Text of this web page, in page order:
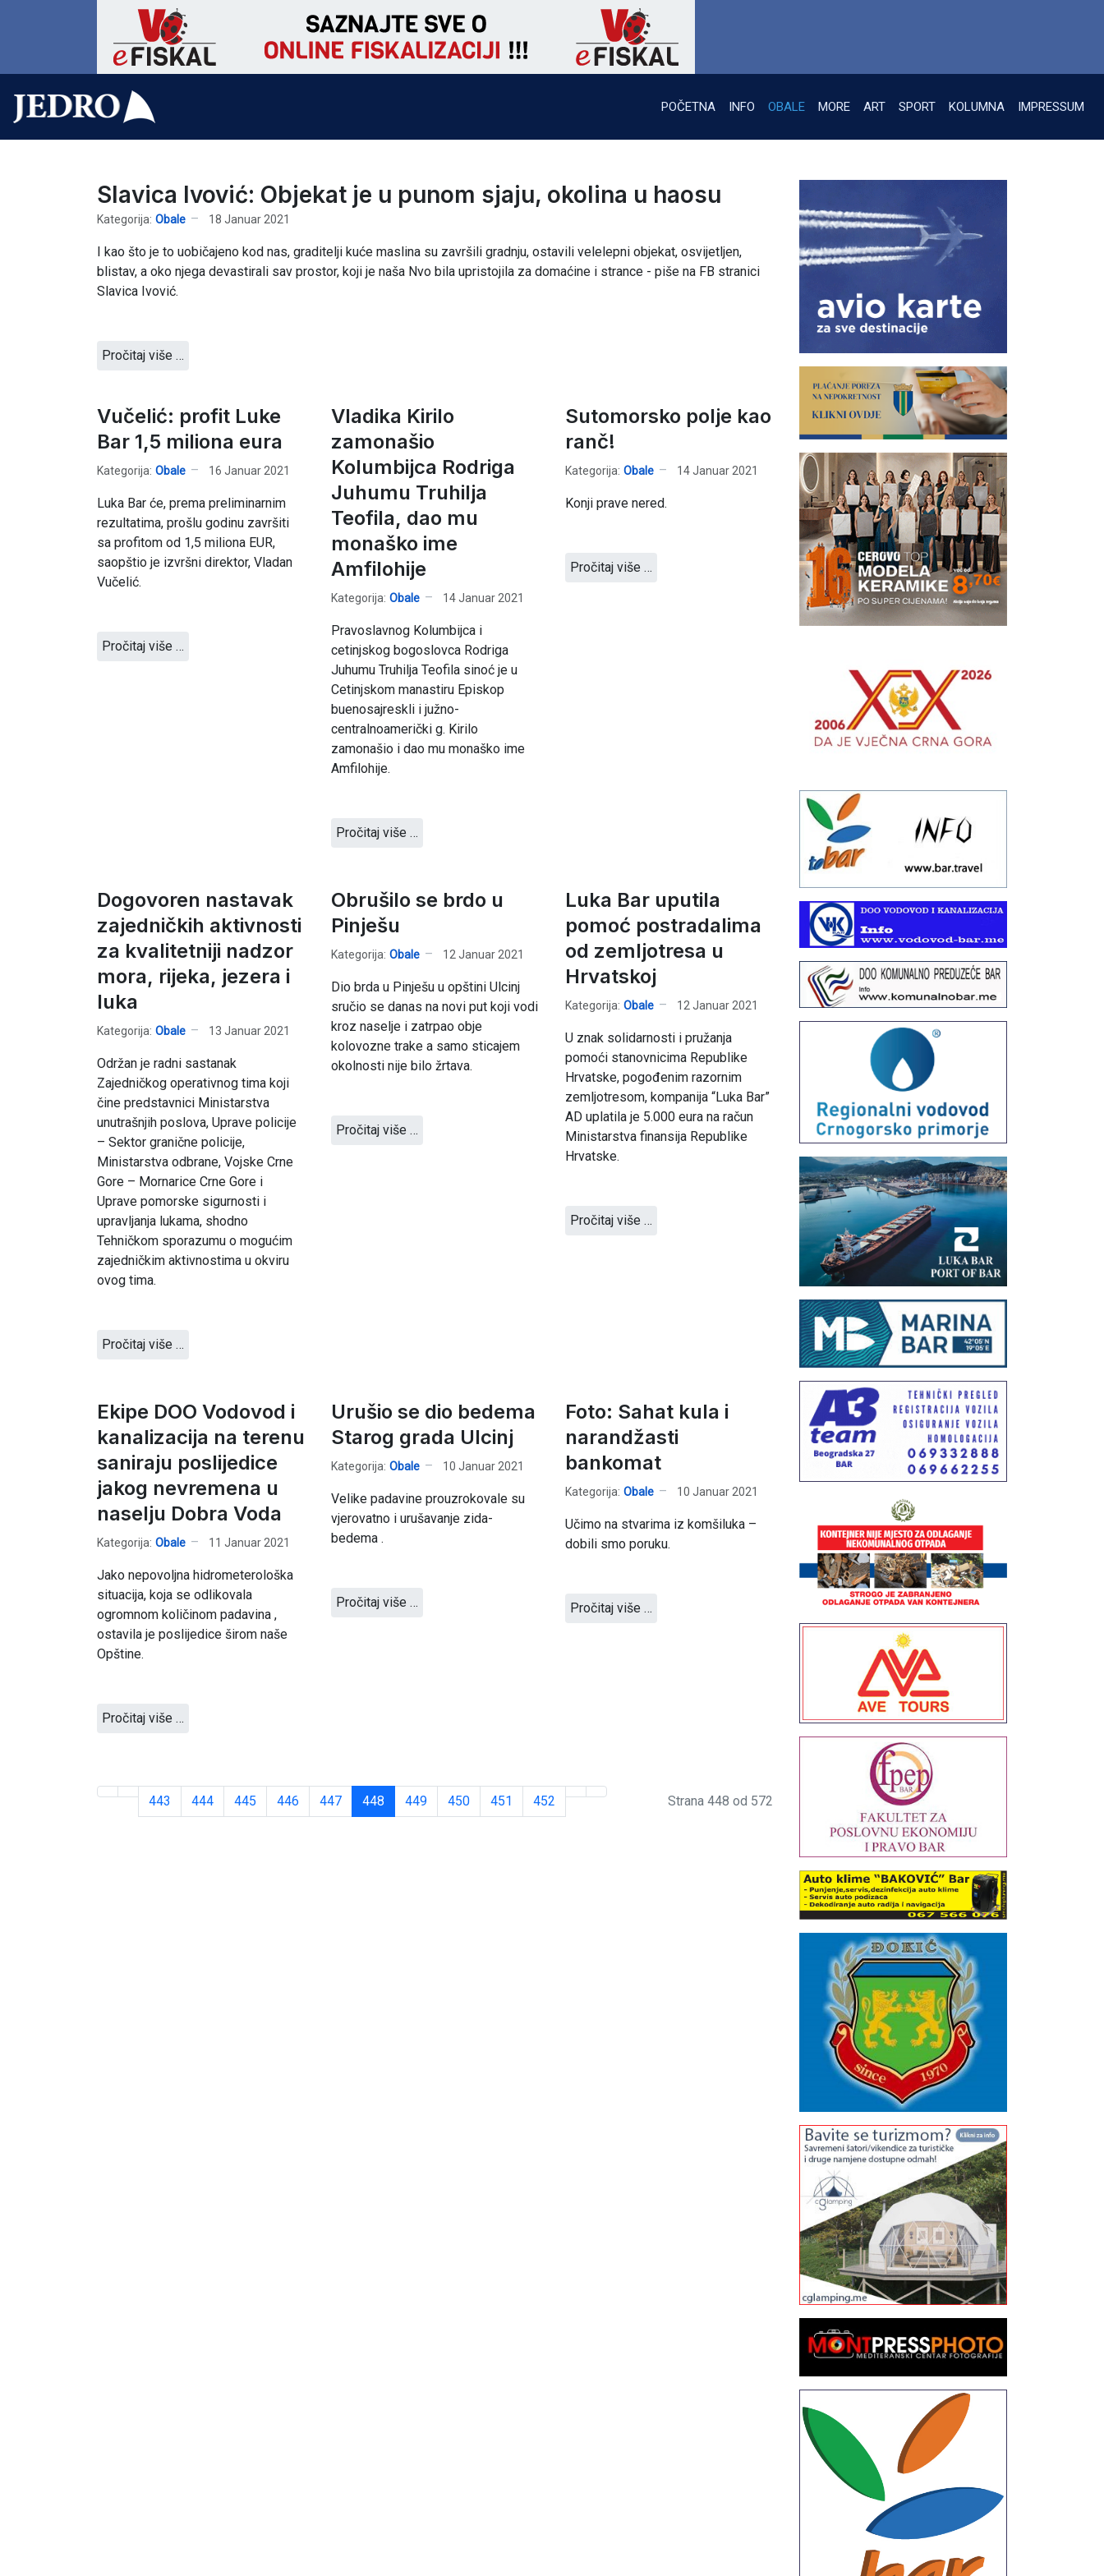
POČETNA INFO OBALE MORE ART SPORT KOLUMNA IMPRESSUM
Slavica Ivović: Objekat je u punom sjaju, okolina u haosu
Kategorija: Obale 18 Januar 2021
I kao što je to uobičajeno kod nas, graditelji kuće maslina su završili gradnju, ostavili velelepni objekat, osvijetljen,
blistav, a oko njega devastirali sav prostor, koji je naša Nvo bila upristojila za domaćine i strance - piše na FB stranici
Slavica Ivović.
Pročitaj više …
Vučelić: profit Luke
Bar 1,5 miliona eura
Kategorija: Obale 16 Januar 2021
Luka Bar će, prema preliminarnim
rezultatima, prošlu godinu završiti
sa profitom od 1,5 miliona EUR,
saopštio je izvršni direktor, Vladan
Vučelić.
Pročitaj više …
Vladika Kirilo
zamonašio
Kolumbijca Rodriga
Juhumu Truhilja
Teofila, dao mu
monaško ime
Amfilohije
Kategorija: Obale 14 Januar 2021
Pravoslavnog Kolumbijca i
cetinjskog bogoslovca Rodriga
Juhumu Truhilja Teofila sinoć je u
Cetinjskom manastiru Episkop
buenosajreskli i južno-
centralnoamerički g. Kirilo
zamonašio i dao mu monaško ime
Amfilohije.
Pročitaj više …
Sutomorsko polje kao
ranč!
Kategorija: Obale 14 Januar 2021
Konji prave nered.
Pročitaj više …
Dogovoren nastavak
zajedničkih aktivnosti
za kvalitetniji nadzor
mora, rijeka, jezera i
luka
Kategorija: Obale 13 Januar 2021
Održan je radni sastanak
Zajedničkog operativnog tima koji
čine predstavnici Ministarstva
unutrašnjih poslova, Uprave policije
– Sektor granične policije,
Ministarstva odbrane, Vojske Crne
Gore – Mornarice Crne Gore i
Uprave pomorske sigurnosti i
upravljanja lukama, shodno
Tehničkom sporazumu o mogućim
zajedničkim aktivnostima u okviru
ovog tima.
Pročitaj više …
Obrušilo se brdo u
Pinješu
Kategorija: Obale 12 Januar 2021
Dio brda u Pinješu u opštini Ulcinj
sručio se danas na novi put koji vodi
kroz naselje i zatrpao obje
kolovozne trake a samo sticajem
okolnosti nije bilo žrtava.
Pročitaj više …
Luka Bar uputila
pomoć postradalima
od zemljotresa u
Hrvatskoj
Kategorija: Obale 12 Januar 2021
U znak solidarnosti i pružanja
pomoći stanovnicima Republike
Hrvatske, pogođenim razornim
zemljotresom, kompanija “Luka Bar”
AD uplatila je 5.000 eura na račun
Ministarstva finansija Republike
Hrvatske.
Pročitaj više …
Ekipe DOO Vodovod i
kanalizacija na terenu
saniraju poslijedice
jakog nevremena u
naselju Dobra Voda
Kategorija: Obale 11 Januar 2021
Jako nepovoljna hidrometerološka
situacija, koja se odlikovala
ogromnom količinom padavina ,
ostavila je poslijedice širom naše
Opštine.
Pročitaj više …
Urušio se dio bedema
Starog grada Ulcinj
Kategorija: Obale 10 Januar 2021
Velike padavine prouzrokovale su
vjerovatno i urušavanje zida-
bedema .
Pročitaj više …
Foto: Sahat kula i
narandžasti
bankomat
Kategorija: Obale 10 Januar 2021
Učimo na stvarima iz komšiluka –
dobili smo poruku.
Pročitaj više …
443 444 445 446 447 448 449 450 451 452 Strana 448 od 572